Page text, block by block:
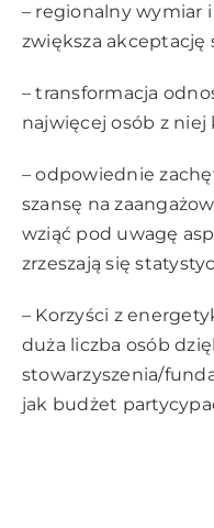
– regionalny wymiar
zwiększa akceptację
– transformacja
najwięcej osób z niej
– odpowiednie
szansę na
wziąć pod uwagę
zrzeszają się
– Korzyści z
duża liczba osób
stowarzyszenia/
jak budżet